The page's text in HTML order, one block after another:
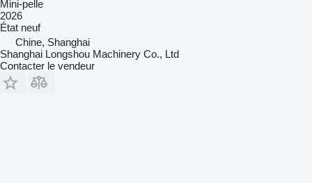
Mini-pelle
2026
État neuf
Chine, Shanghai
Shanghai Longshou Machinery Co., Ltd
Contacter le vendeur